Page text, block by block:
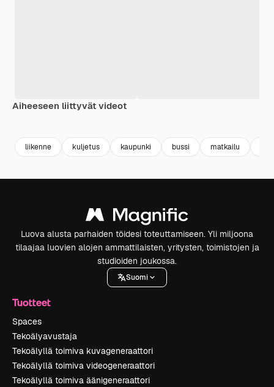
Aiheeseen liittyvät videot
liikenne kuljetus kaupunki bussi matkailu
Luova alusta parhaiden töidesi toteuttamiseen. Yli miljoona
tilaajaa luovien alojen ammattilaisten, yritysten, toimistojen ja
studioiden joukossa.
Suomi
Tuotteet
Spaces
Tekoälyavustaja
Tekoälyllä toimiva kuvageneraattori
Tekoälyllä toimiva videogeneraattori
Tekoälyllä toimiva äänigeneraattori